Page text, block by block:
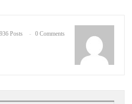
Posts 0 Comments